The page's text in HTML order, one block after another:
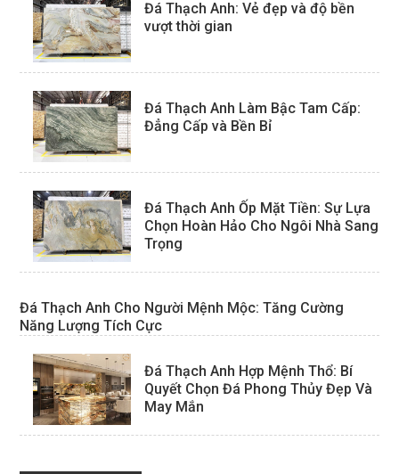
Đá Thạch Anh: Vẻ đẹp và độ bền
vượt thời gian
Đá Thạch Anh Làm Bậc Tam Cấp:
Đẳng Cấp và Bền Bỉ
Đá Thạch Anh Ốp Mặt Tiền: Sự Lựa
Chọn Hoàn Hảo Cho Ngôi Nhà Sang
Trọng
Đá Thạch Anh Cho Người Mệnh Mộc: Tăng Cường
Năng Lượng Tích Cực
Đá Thạch Anh Hợp Mệnh Thổ: Bí
Quyết Chọn Đá Phong Thủy Đẹp Và
May Mắn